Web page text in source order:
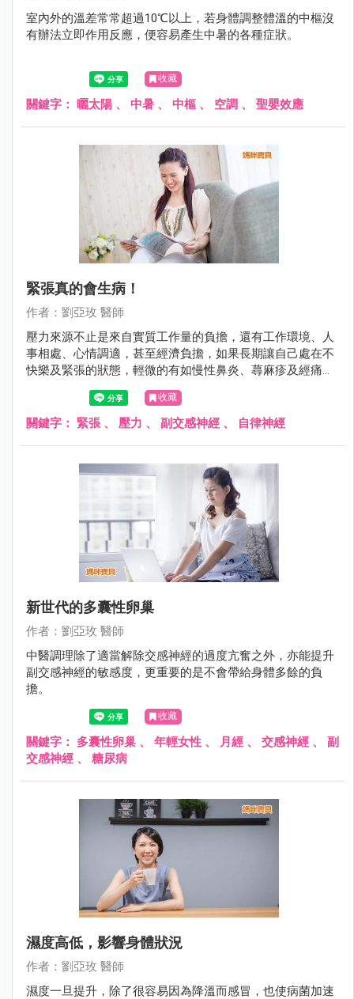
室內外的溫差常常超過10℃以上，若身體調整體溫的中樞沒
有辦法立即作用反應，便容易產生中暑的各種症狀。
收藏
關鍵字： 曬太陽 、 中暑 、 中樞 、 空調 、 聖嬰效應
緊張真的會生病！
作者：劉亞玫 醫師
壓力來源不止是來自實質工作量的負擔，還有工作環境、人
事相處、心情調適，甚至經濟負擔，如果長期讓自己處在不
快樂及緊張的狀態，輕微的有如慢性鼻炎、蕁麻疹及經痛，
嚴重的有人年紀約20多歲已確診為乾燥症候群或生育困難，
甚至不明原因停經。
收藏
關鍵字： 緊張 、 壓力 、 副交感神經 、 自律神經
新世代的多囊性卵巢
作者：劉亞玫 醫師
中醫調理除了適當解除交感神經的過度亢奮之外，亦能提升
副交感神經的敏感度，更重要的是不會帶給身體多餘的負
擔。
收藏
關鍵字： 多囊性卵巢 、 年輕女性 、 月經 、 交感神經 、 副
交感神經 、 糖尿病
濕度高低，影響身體狀況
作者：劉亞玫 醫師
濕度一旦提升，除了很容易因為降溫而感冒，也使病菌加速